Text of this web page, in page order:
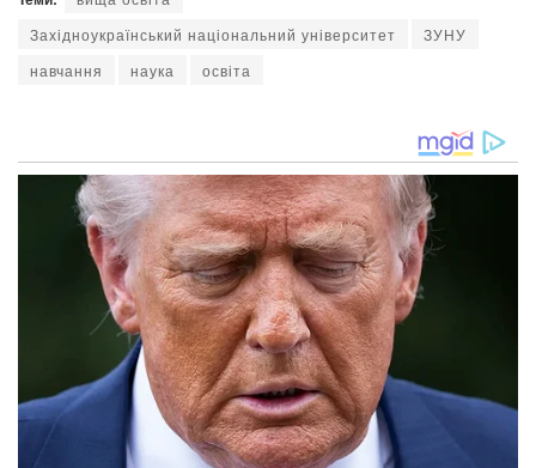
Західноукраїнський національний університет
ЗУНУ
навчання
наука освіта